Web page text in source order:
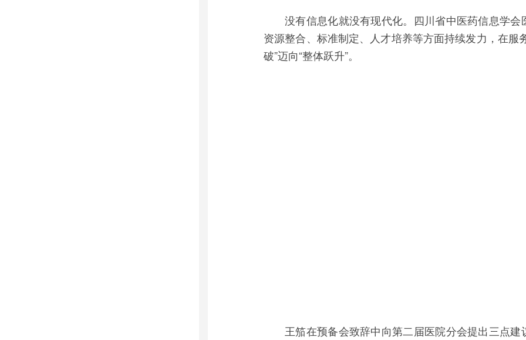
没有信息化就没有现代化。四川省中医药信息学会
资源整合、标准制定、人才培养等方面持续发力，在服
破”迈向“整体跃升”。
王笳在预备会致辞中向第二届医院分会提出三点